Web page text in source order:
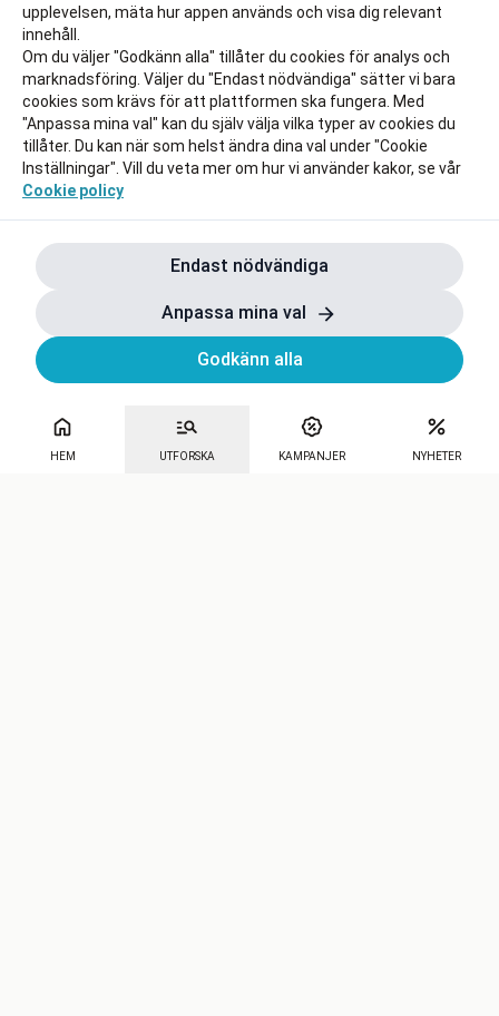
HEM UTFORSKA KAMPANJER NYHETER
upplevelsen, mäta hur appen används och visa dig relevant
innehåll.
Om du väljer "Godkänn alla" tillåter du cookies för analys och
marknadsföring. Väljer du "Endast nödvändiga" sätter vi bara
cookies som krävs för att plattformen ska fungera. Med
"Anpassa mina val" kan du själv välja vilka typer av cookies du
tillåter. Du kan när som helst ändra dina val under "Cookie
Inställningar". Vill du veta mer om hur vi använder kakor, se vår
Cookie policy
Endast nödvändiga
Anpassa mina val
Godkänn alla